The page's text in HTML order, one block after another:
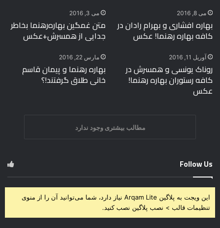
می 8, 2016
بهاره افشاری و بهرام رادان در
کافه بهاره رهنما! عکس
می 3, 2016
متن غمگین بهاره‌رهنما بخاطر
جدایی از همسرش+عکس
آوریل 11, 2016
روناک یونسی و همسرش در
کافه رستوران بهاره رهنما!
عکس
مارس 22, 2016
بهاره رهنما و پیمان قاسم
خانی طلاق گرفتند!؟
مطالب بیشتری وجود ندارد
Follow Us
این ویجت به پلاگین Arqam Lite نیاز دارد، شما می‌توانید آن را از منوی
تنظیمات قالب > نصب پلاگین نصب کنید.